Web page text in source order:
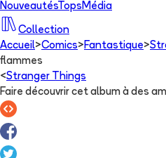
NouveautésTops Média
Collection
Accueil>Comics> Fantastique>
flammes
<Stranger Things
Faire découvrir cet album à des